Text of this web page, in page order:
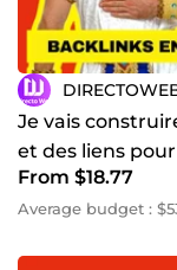
Je vais
et des liens
Google
From $18.77
Average budget :